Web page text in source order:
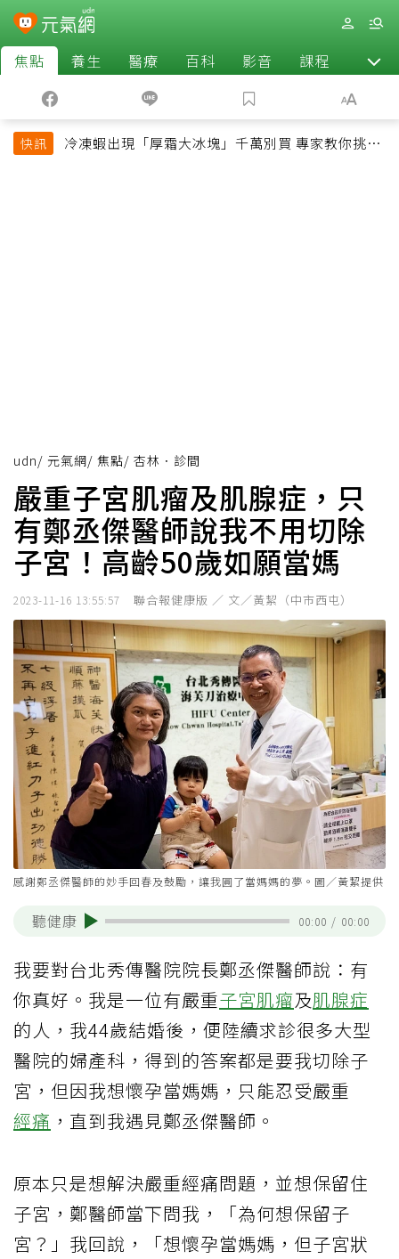
焦點 養生 醫療 百科 影音 課程 退休
快訊
冷凍蝦出現「厚霜大冰塊」千萬別買 專家教你挑出
udn/ 元氣網/ 焦點/ 杏林．診間
嚴重子宮肌瘤及肌腺症，只
有鄭丞傑醫師說我不用切除
子宮！高齡50歲如願當媽
2023-11-16 13:55:57 聯合報健康版 ／ 文／黃絜（中市西屯）
感謝鄭丞傑醫師的妙手回春及鼓勵，讓我圓了當媽媽的夢。圖／黃絜提供
聽健康 00:00 / 00:00
我要對台北秀傳醫院院長鄭丞傑醫師說：有
你真好。我是一位有嚴重子宮肌瘤及肌腺症
的人，我44歲結婚後，便陸續求診很多大型
醫院的婦產科，得到的答案都是要我切除子
宮，但因我想懷孕當媽媽，只能忍受嚴重
經痛 ，直到我遇見鄭丞傑醫師。
原本只是想解決嚴重經痛問題，並想保留住
子宮，鄭醫師當下問我，「為何想保留子
宮？」我回說，「想懷孕當媽媽，但子宮狀